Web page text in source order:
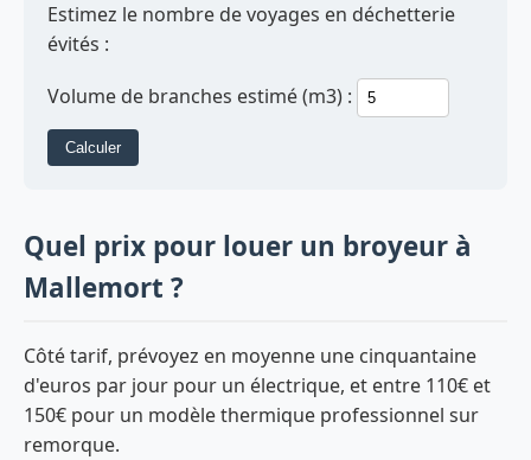
Estimez le nombre de voyages en déchetterie
évités :
Volume de branches estimé (m3) :
Calculer
Quel prix pour louer un broyeur à
Mallemort ?
Côté tarif, prévoyez en moyenne une cinquantaine
d'euros par jour pour un électrique, et entre 110€ et
150€ pour un modèle thermique professionnel sur
remorque.